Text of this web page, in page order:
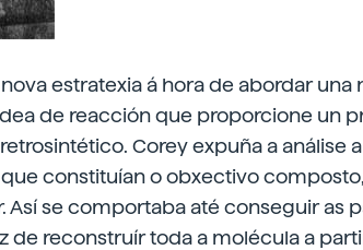
estratexia á hora de abordar una
de reacción que proporcione un
Corey expuña a análise
constituían o obxectivo
Así se comportaba até conseguir as
de reconstruír toda a molécula a